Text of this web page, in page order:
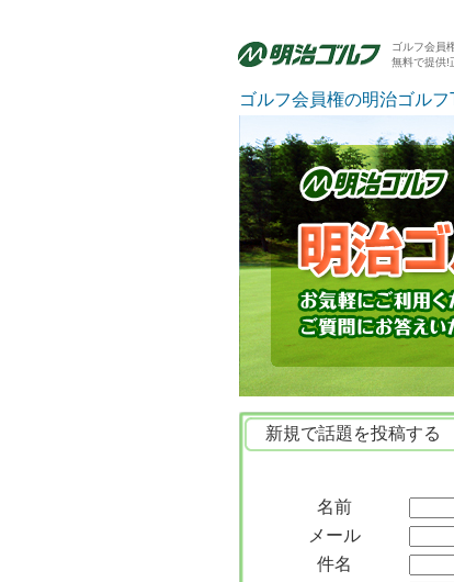
ゴルフ会員
無料で提供!
ゴルフ会員権の明治ゴル
新規で話題を投稿する
名前
メール
件名